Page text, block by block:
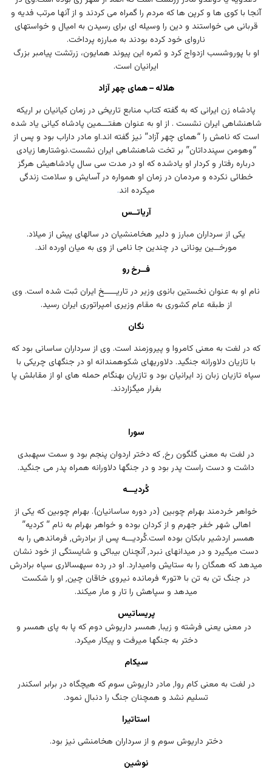
آنجا با کوی ها و کرپن ها که مردم را گمراه می کردند و از آنها مرتب فدیه و
قربانی می خواستند و دین را وسیله ای برای رسیدن به امیال و خواستهای
ناروای خود کرده بودند به مبارزه پرداخت.
او با پوروشسب ازدواج کرد و ثمره این پیوند همایون، زرتشت پیامبر بزرگ
ایرانیان است.
هلاله – همای چهر آزاد
پادشاه زن ایرانی که به گفته کتاب منابع تاریخی در زمان کیانیان بر اریکه
شاهنشاهی ایران نشست . از او به عنوان هفتـــمین پادشاه کیانی یاد شده
است که نامش را “همای چهر آزاد” نیز گفته اند.او مادر داراب بود و پس از
“وهومن سپندداتان” بر تخت شاهنشاهی ایران نشست.نوشتارها زیادی
درباره رفتار و کردار او یادشده که او در مدت سی سال پادشاهیش هرگز
خطائی نکرده و مردمان در زمان او همواره در آسایش و سلامت زندگی
میکرده اند.
آریاتــس
یکی از سرداران مبارز و دلیر هخامنشیان در سالهای پیش از میلاد.
مورخــین یونانی در چندین جا نامی از وی به میان اورده اند.
فــرخ رو
نام او به عنوان نخستین بانوی وزیر در تاریـــــخ ایران ثبت شده است. وی
از طبقه عام کشوری به مقام وزیری امپراتوری ایران رسید.
نگان
که در لغت به معنی کامروا و پیروزمند است. وی از سرداران ساسانی بود که
با تازیان دلاورانه جنگید. دلاوریهای شکوهمندانه او در جنگهای چریکی با
سپاه تازیان زبان زد ایرانیان بود و تازیان بهنگام حمله های او از مقابلش پا
بفرار میگزاردند.
سورا
در لغت به معنی گلگون رخ٬ که دختر اردوان پنجم بود و سمت سپهبدی
داشت و دست راست پدر بود و در جنگها دلاورانه همراه پدر می جنگید.
کُردیـــه
خواهر خردمند بهرام چوبین (در دوره ساسانیان). بهرام چوبین که یکی از
اهالی شهر خفر جهرم و از کردان بوده و خواهر بهرام به نام ” کردیه”
همسر اردشیر بابکان بوده است.
کُردیـــه پس از برادرش٬ فرماندهی را به
دست میگیرد و در میدانهای نبرد٬ ‌آنچنان بیباکی و شایستگی از خود نشان
میدهد که همگان را به ستایش وامیدارد. او در رده سپهسالاری سپاه برادرش
در جنگ تن به تن با «تور» فرمانده نیروی خاقان چین٬ او را شکست
میدهد و سپاهش را تار و مار میکند.
پریساتیس
در معنی یعنی فرشته و زیبا٬ همسر داریوش دوم که پا به پای همسر و
دختر به جنگها میرفت و پیکار میکرد.
سیکام
در لغت به معنی کام روا٬ ‌مادر داریوش سوم که هیچگاه در برابر اسکندر
تسلیم نشد و همچنان جنگ را دنبال نمود.
استاتیرا
دختر داریوش سوم و از سرداران هخامنشی نیز بود.
نوشین